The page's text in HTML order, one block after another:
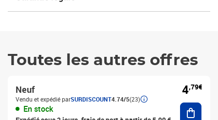
Toutes les autres offres
Neuf
Vendu et expédié parSURDISCOUNT4.74/5(23)
En stock
4,79€